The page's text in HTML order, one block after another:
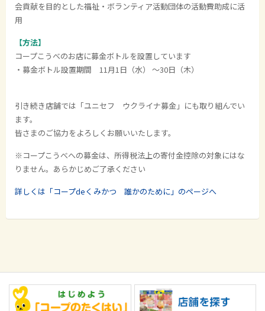
会貢献を目的とした福祉・ボランティア活動団体の活動費助成に活
用
【方法】
コープこうべのお店に募金ボトルを設置しています
・募金ボトル設置期間 11月1日（水） ～30日（木）
引き続き店舗では「ユニセフ ウクライナ募金」にも取り組んでい
ます。
皆さまのご協力をよろしくお願いいたします。
※コープこうべへの募金は、所得税法上の寄付金控除の対象にはな
りません。あらかじめご了承ください
詳しくは「コープdeくみかつ 誰かのために」のページへ